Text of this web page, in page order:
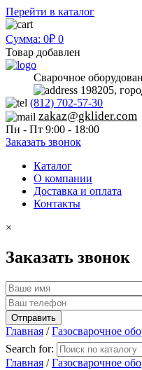
Перейти в каталог
Сумма: 0₽ 0
Товар добавлен
Сварочное
198205,
(812) 702-57-30
zakaz@gklider.com
Пн - Пт 9:00 - 18:00
Заказать звонок
Каталог
О компании
Доставка и оплата
Контакты
×
Заказать звонок
Главная /Газосварочное
Search for:
Главная /Газосварочное